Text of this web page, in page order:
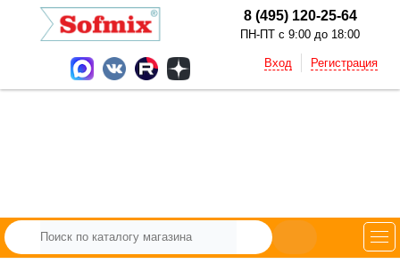
8 (495) 120-25-64
ПН-ПТ с 9:00 до 18:00
Вход Регистрация